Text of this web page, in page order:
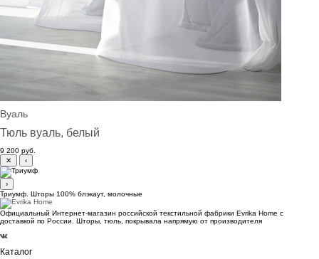
Вуаль
Тюль вуаль, белый
9 200 руб.
✕
‹
›
Триумф. Шторы 100% блэкаут, молочные
Официальный Интернет-магазин российской текстильной фабрики Evrika Home c
доставкой по России. Шторы, тюль, покрывала напрямую от производителя
Каталог